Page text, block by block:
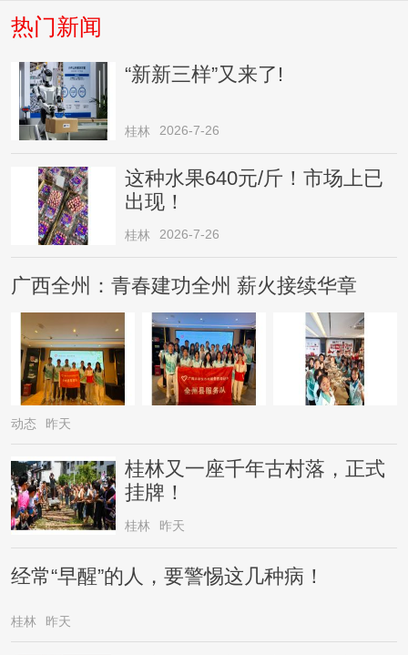
热门新闻
“新新三样”又来了!
桂林 2026-7-26
这种水果640元/斤！市场上已
出现！
桂林 2026-7-26
广西全州：青春建功全州 薪火接续华章
动态 昨天
桂林又一座千年古村落，正式
挂牌！
桂林 昨天
经常“早醒”的人，要警惕这几种病！
桂林 昨天